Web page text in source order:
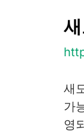
새
가
영